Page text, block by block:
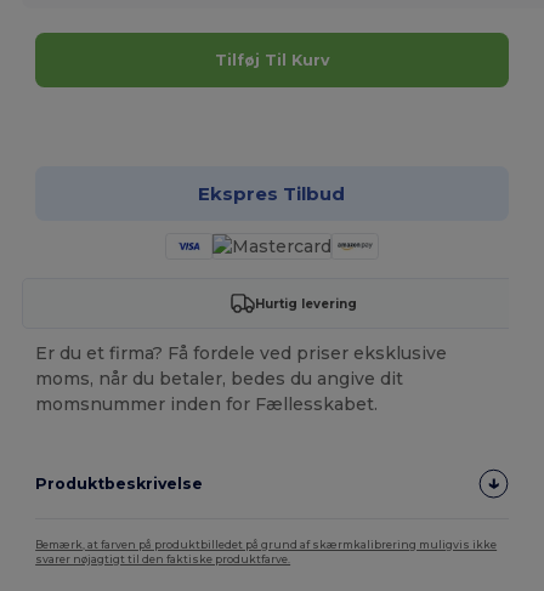
Tilføj Til Kurv
Ekspres Tilbud
Hurtig levering
Er du et firma? Få fordele ved priser eksklusive
moms, når du betaler, bedes du angive dit
momsnummer inden for Fællesskabet.
Produktbeskrivelse
Bemærk, at farven på produktbilledet på grund af skærmkalibrering muligvis ikke
svarer nøjagtigt til den faktiske produktfarve.